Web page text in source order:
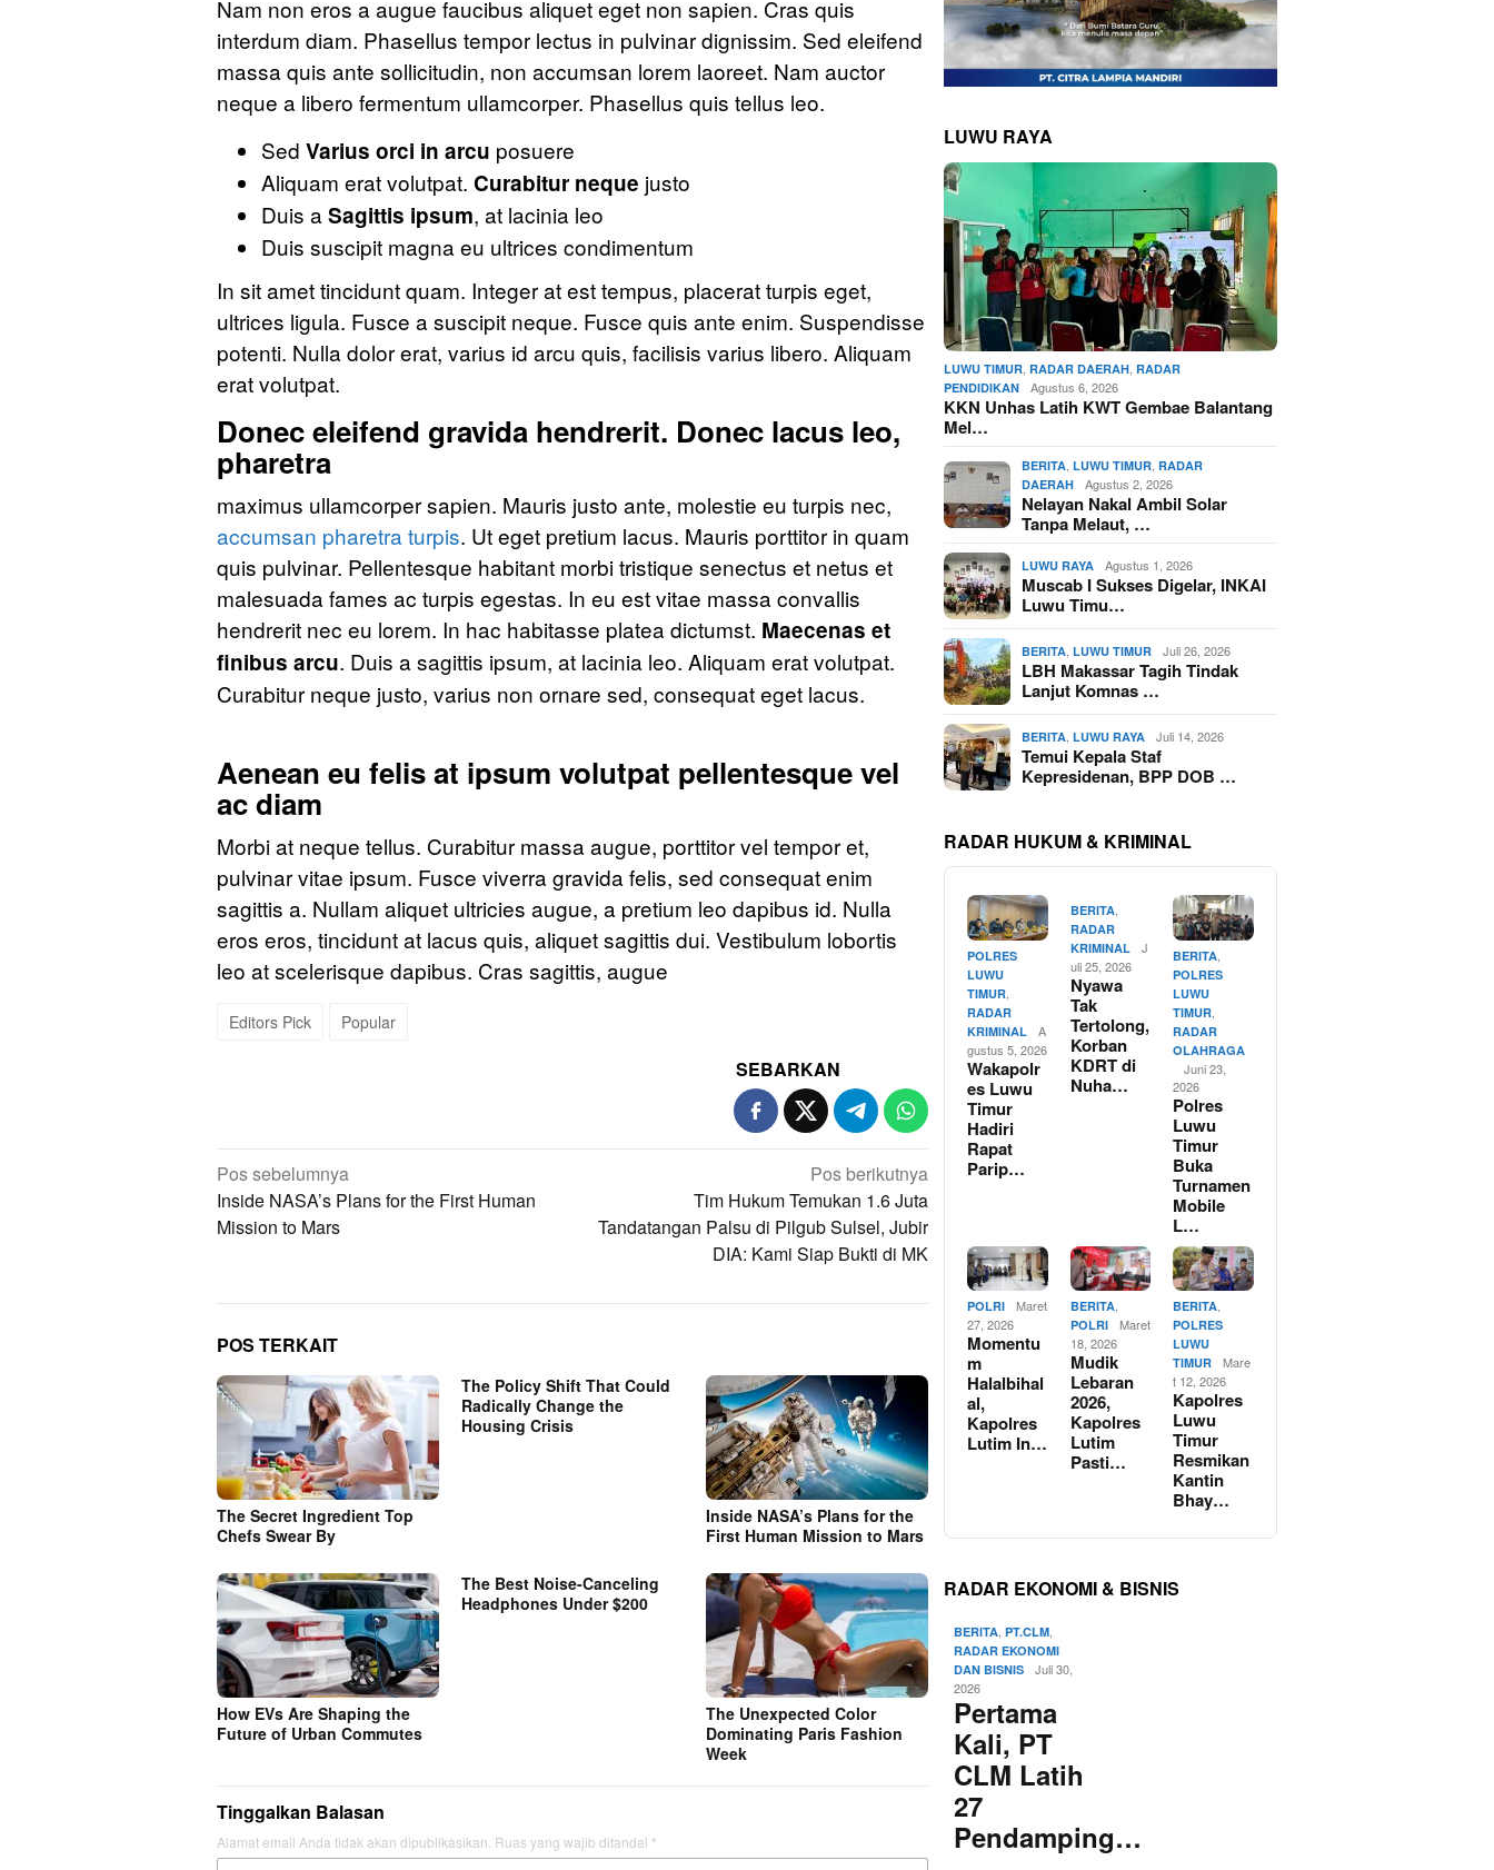
Nam non eros a augue faucibus aliquet eget non sapien. Cras quis
interdum diam. Phasellus tempor lectus in pulvinar dignissim. Sed eleifend
massa quis ante sollicitudin, non accumsan lorem laoreet. Nam auctor
neque a libero fermentum ullamcorper. Phasellus quis tellus leo.
Sed Varius orci in arcu posuere
Aliquam erat volutpat. Curabitur neque justo
Duis a Sagittis ipsum, at lacinia leo
Duis suscipit magna eu ultrices condimentum
In sit amet tincidunt quam. Integer at est tempus, placerat turpis eget,
ultrices ligula. Fusce a suscipit neque. Fusce quis ante enim. Suspendisse
potenti. Nulla dolor erat, varius id arcu quis, facilisis varius libero. Aliquam
erat volutpat.
Donec eleifend gravida hendrerit. Donec lacus leo,
pharetra
maximus ullamcorper sapien. Mauris justo ante, molestie eu turpis nec,
accumsan pharetra turpis. Ut eget pretium lacus. Mauris porttitor in quam
quis pulvinar. Pellentesque habitant morbi tristique senectus et netus et
malesuada fames ac turpis egestas. In eu est vitae massa convallis
hendrerit nec eu lorem. In hac habitasse platea dictumst. Maecenas et
finibus arcu. Duis a sagittis ipsum, at lacinia leo. Aliquam erat volutpat.
Curabitur neque justo, varius non ornare sed, consequat eget lacus.
Aenean eu felis at ipsum volutpat pellentesque vel
ac diam
Morbi at neque tellus. Curabitur massa augue, porttitor vel tempor et,
pulvinar vitae ipsum. Fusce viverra gravida felis, sed consequat enim
sagittis a. Nullam aliquet ultricies augue, a pretium leo dapibus id. Nulla
eros eros, tincidunt at lacus quis, aliquet sagittis dui. Vestibulum lobortis
leo at scelerisque dapibus. Cras sagittis, augue
Editors Pick Popular
SEBARKAN
Navigasi
pos
Pos sebelumnya
Inside NASA’s Plans for the First Human
Mission to Mars
Pos berikutnya
Tim Hukum Temukan 1.6 Juta
Tandatangan Palsu di Pilgub Sulsel, Jubir
DIA: Kami Siap Bukti di MK
POS TERKAIT
The Secret Ingredient Top
Chefs Swear By
The Policy Shift That Could
Radically Change the
Housing Crisis
Inside NASA’s Plans for the
First Human Mission to Mars
How EVs Are Shaping the
Future of Urban Commutes
The Best Noise-Canceling
Headphones Under $200
The Unexpected Color
Dominating Paris Fashion
Week
Tinggalkan Balasan
Alamat email Anda tidak akan dipublikasikan. Ruas yang wajib ditandai *
LUWU RAYA
LUWU TIMUR,RADAR DAERAH,RADAR
PENDIDIKAN
Agustus 6, 2026
KKN Unhas Latih KWT Gembae Balantang
Mel…
BERITA,LUWU TIMUR,RADAR
DAERAH
Agustus 2, 2026
Nelayan Nakal Ambil Solar
Tanpa Melaut, …
LUWU RAYA Agustus 1, 2026
Muscab I Sukses Digelar, INKAI
Luwu Timu…
BERITA,LUWU TIMUR Juli 26, 2026
LBH Makassar Tagih Tindak
Lanjut Komnas …
BERITA,LUWU RAYA Juli 14, 2026
Temui Kepala Staf
Kepresidenan, BPP DOB …
RADAR HUKUM & KRIMINAL
POLRES
LUWU
TIMUR
RADAR
KRIMINAL
A
gustus 5, 2026
Wakapolr
es Luwu
Timur
Hadiri
Rapat
Parip…
BERITA,
RADAR
KRIMINAL
J
uli 25, 2026
Nyawa
Tak
Tertolong,
Korban
KDRT di
Nuha…
BERITA
POLRES
LUWU
TIMUR
RADAR
OLAHRAGA
Juni 23,
2026
Polres
Luwu
Timur
Buka
Turnamen
Mobile
L…
POLRI
Maret
27, 2026
Momentu
m
Halalbihal
al,
Kapolres
Lutim In…
BERITA,
POLRI
Maret
18, 2026
Mudik
Lebaran
2026,
Kapolres
Lutim
Pasti…
BERITA,
POLRES
LUWU
TIMUR
Mare
t 12, 2026
Kapolres
Luwu
Timur
Resmikan
Kantin
Bhay…
RADAR EKONOMI & BISNIS
BERITA,PT.CLM,
RADAR EKONOMI
DAN BISNIS
Juli 30,
2026
Pertama
Kali, PT
CLM Latih
27
Pendamping…